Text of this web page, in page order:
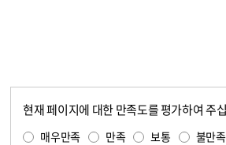
현재 페이지에 대한 만족도를 평가하여 주
매우만족 만족 보통 불만족